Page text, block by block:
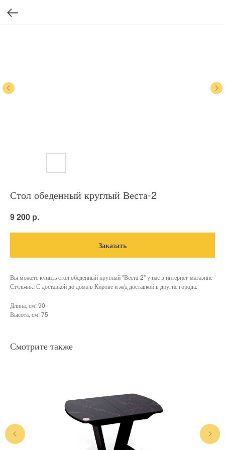
Стол обеденный круглый Веста-2
9 200 р.
Заказать
Вы можете купить стол обеденный круглый "Веста-2" у нас в интернет-магазине
Стульчик. С доставкой до дома в Кирове и ж/д доставкой в другие города.
Длина, см: 90
Высота, см: 75
Смотрите также